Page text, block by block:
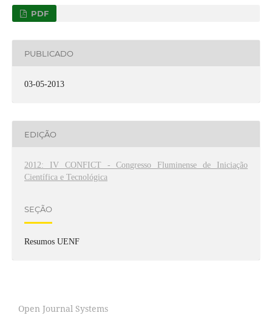
PDF
PUBLICADO
03-05-2013
EDIÇÃO
2012: IV CONFICT - Congresso Fluminense de Iniciação
Científica e Tecnológica
SEÇÃO
Resumos UENF
Open Journal Systems